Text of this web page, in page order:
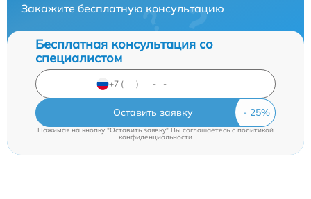
Закажите бесплатную консультацию
Бесплатная консультация со
специалистом
Оставить заявку
Нажимая на кнопку "Оставить заявку" Вы соглашаетесь cполитикой
конфиденциальности